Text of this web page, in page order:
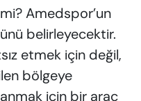
Amedspor’un
belirleyecektir.
etmek için değil,
bölgeye
için bir araç